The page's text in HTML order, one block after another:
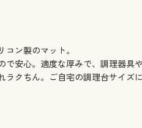
ン製のマット。
で安心。適度な厚みで、調理器
ラクちん。ご自宅の調理台サイズ